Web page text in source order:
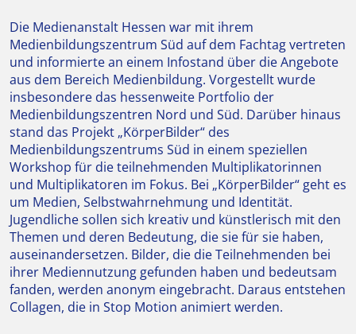
Die Medienanstalt Hessen war mit ihrem
Medienbildungszentrum Süd auf dem Fachtag vertreten
und informierte an einem Infostand über die Angebote
aus dem Bereich Medienbildung. Vorgestellt wurde
insbesondere das hessenweite Portfolio der
Medienbildungszentren Nord und Süd. Darüber hinaus
stand das Projekt „KörperBilder“ des
Medienbildungszentrums Süd in einem speziellen
Workshop für die teilnehmenden Multiplikatorinnen
und Multiplikatoren im Fokus. Bei „KörperBilder“ geht es
um Medien, Selbstwahrnehmung und Identität.
Jugendliche sollen sich kreativ und künstlerisch mit den
Themen und deren Bedeutung, die sie für sie haben,
auseinandersetzen. Bilder, die die Teilnehmenden bei
ihrer Mediennutzung gefunden haben und bedeutsam
fanden, werden anonym eingebracht. Daraus entstehen
Collagen, die in Stop Motion animiert werden.